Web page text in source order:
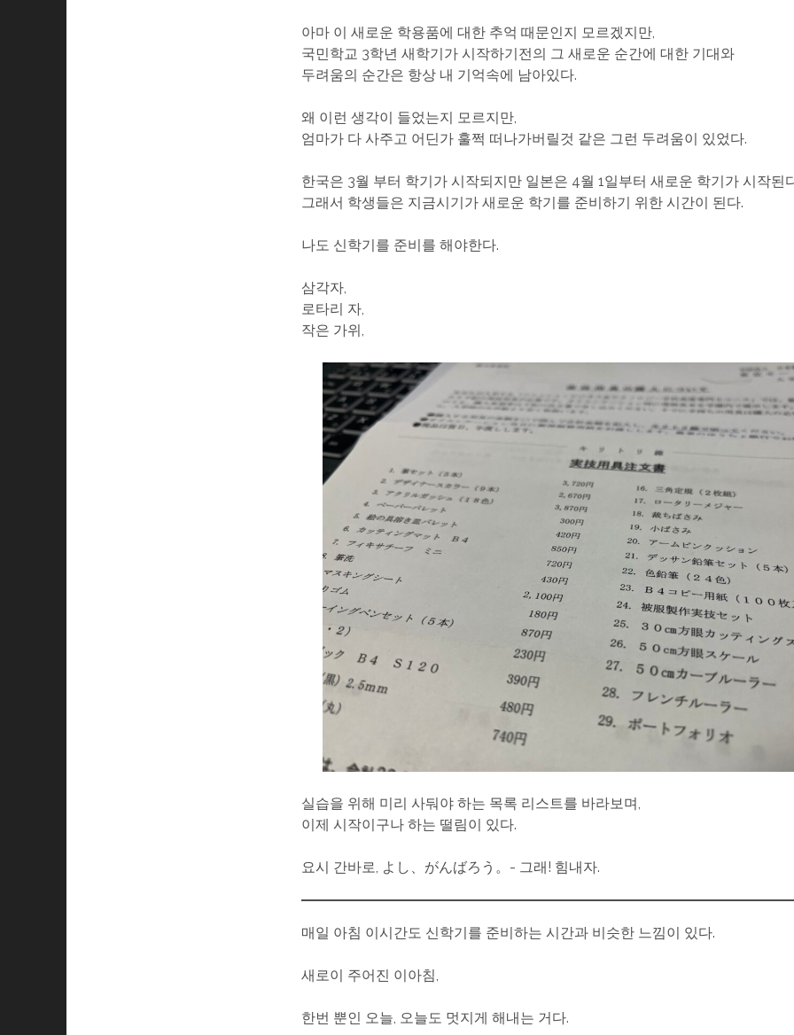
아마 이 새로운 학용품에 대한 추억 때문인지 모르겠지만,
국민학교 3학년 새학기가 시작하기전의 그 새로운 순간에 대한 기대와
두려움의 순간은 항상 내 기억속에 남아있다.
왜 이런 생각이 들었는지 모르지만,
엄마가 다 사주고 어딘가 훌쩍 떠나가버릴것 같은 그런 두려움이 있었다.
한국은 3월 부터 학기가 시작되지만 일본은 4월 1일부터 새로운 학기가 시작된
그래서 학생들은 지금시기가 새로운 학기를 준비하기 위한 시간이 된다.
나도 신학기를 준비를 해야한다.
삼각자,
로타리 자,
작은 가위,
실습을 위해 미리 사둬야 하는 목록 리스트를 바라보며,
이제 시작이구나 하는 떨림이 있다.
요시 간바로, よし、がんばろう。- 그래! 힘내자.
매일 아침 이시간도 신학기를 준비하는 시간과 비슷한 느낌이 있다.
새로이 주어진 이아침,
한번 뿐인 오늘, 오늘도 멋지게 해내는 거다.